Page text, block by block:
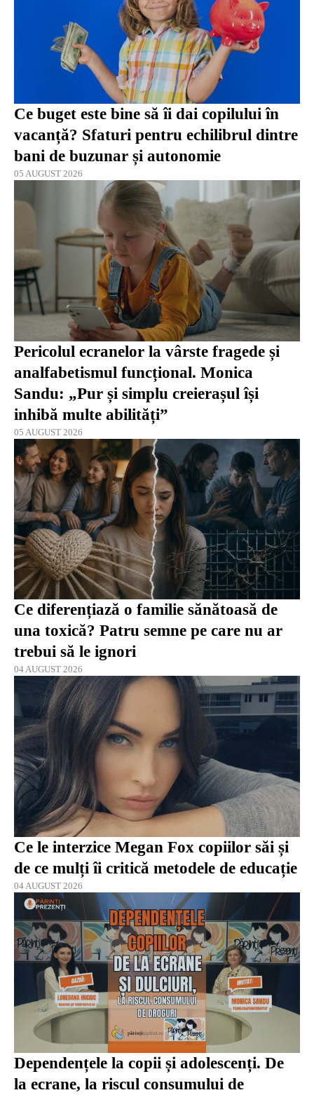
Ce buget este bine să îi dai copilului în
vacanță? Sfaturi pentru echilibrul dintre
bani de buzunar și autonomie
05 AUGUST 2026
Pericolul ecranelor la vârste fragede și
analfabetismul funcțional. Monica
Sandu: „Pur și simplu creierașul își
inhibă multe abilități”
05 AUGUST 2026
Ce diferențiază o familie sănătoasă de
una toxică? Patru semne pe care nu ar
trebui să le ignori
04 AUGUST 2026
Ce le interzice Megan Fox copiilor săi și
de ce mulți îi critică metodele de educație
04 AUGUST 2026
Dependențele la copii și adolescenți. De
la ecrane, la riscul consumului de